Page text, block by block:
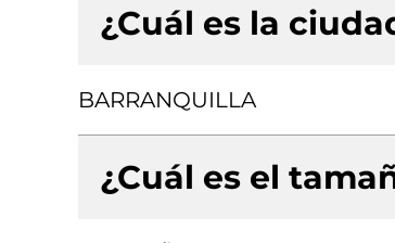
¿Cuál es la
BARRANQUILLA
¿Cuál es el